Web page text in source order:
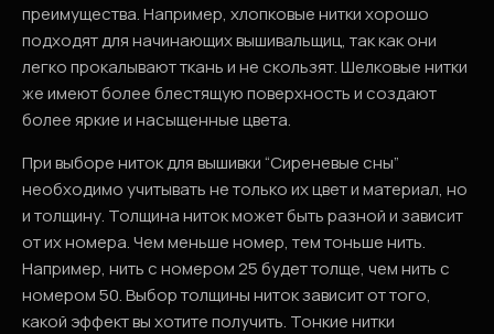
преимущества. Например, хлопковые нитки хорошо
подходят для начинающих вышивальщиц, так как они
легко прокалывают ткань и не скользят. Шелковые нитки
же имеют более блестящую поверхность и создают
более яркие и насыщенные цвета.
При выборе ниток для вышивки “Сиреневые сны”
необходимо учитывать не только их цвет и материал, но
и толщину. Толщина ниток может быть разной и зависит
от их номера. Чем меньше номер, тем тоньше нить.
Например, нить с номером 25 будет толще, чем нить с
номером 50. Выбор толщины ниток зависит от того,
какой эффект вы хотите получить. Тонкие нитки